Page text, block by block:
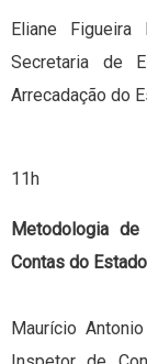
Eliane
Secretaria de
Arrecadação do
11h
Metodologia
Contas do
Maurício